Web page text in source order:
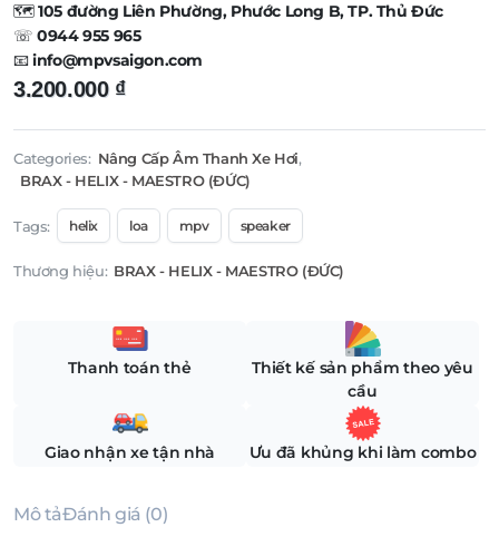
🗺️105 đường Liên Phường, Phước Long B, TP. Thủ Đức
☏0944 955 965
📧info@mpvsaigon.com
3.200.000 ₫
Categories: Nâng Cấp Âm Thanh Xe Hơi,
BRAX - HELIX - MAESTRO (ĐỨC)
Tags: helix loa mpv speaker
Thương hiệu: BRAX - HELIX - MAESTRO (ĐỨC)
Thanh toán thẻ
Thiết kế sản phẩm theo yêu
cầu
Giao nhận xe tận nhà Ưu đã khủng khi làm combo
Mô tảĐánh giá (0)